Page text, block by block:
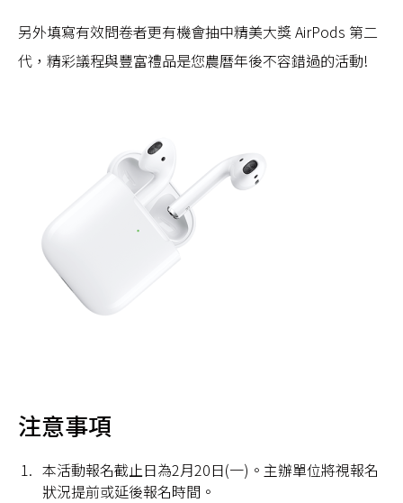
另外填寫有效問卷者更有機會抽中精美大獎 AirPods 第二
代，精彩議程與豐富禮品是您農曆年後不容錯過的活動!
注意事項
本活動報名截止日為2月20日(一)。主辦單位將視報名
狀況提前或延後報名時間。